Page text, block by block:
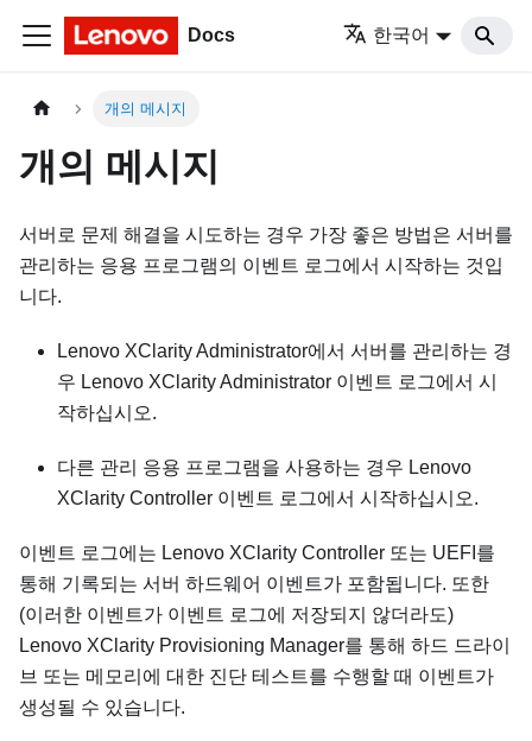
Docs 한국어
개의 메시지
개의 메시지
서버로 문제 해결을 시도하는 경우 가장 좋은 방법은 서버를
관리하는 응용 프로그램의 이벤트 로그에서 시작하는 것입
니다.
Lenovo XClarity Administrator에서 서버를 관리하는 경
우 Lenovo XClarity Administrator 이벤트 로그에서 시
작하십시오.
다른 관리 응용 프로그램을 사용하는 경우 Lenovo
XClarity Controller 이벤트 로그에서 시작하십시오.
이벤트 로그에는 Lenovo XClarity Controller 또는 UEFI를
통해 기록되는 서버 하드웨어 이벤트가 포함됩니다. 또한
(이러한 이벤트가 이벤트 로그에 저장되지 않더라도)
Lenovo XClarity Provisioning Manager를 통해 하드 드라이
브 또는 메모리에 대한 진단 테스트를 수행할 때 이벤트가
생성될 수 있습니다.